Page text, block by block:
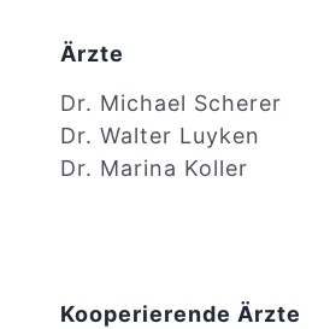
Ärzte
Dr. Michael Scherer
Dr. Walter Luyken
Dr. Marina Koller
Kooperierende Ärzte